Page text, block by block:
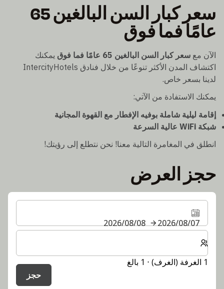
سعر كبار السن البالغين 65
عامًا فما فوق
الآن مع سعر كبار السن البالغين 65 عامًا فما فوق
يمكنك
اكتشاف المدن الأكثر تنوعًا من خلال فنادق IntercityHotels
لدينا بسعر خاص.
يمكنك الاستفادة من الآتي:
إقامة ليلية شاملة بوفيه الإفطار مع القهوة المجانية
شبكة WiFi عالية السرعة
انطلق في المغامرة التالية معنا! نحن نتطلع إلى رؤيتك!
حجز العرض
07‏/08‏/2026
08‏/08‏/2026
حدد عدد الغرف والضيوف لإقامتك
1 الغرفة (الغرف) ⋅ 1 بالغ
حجز